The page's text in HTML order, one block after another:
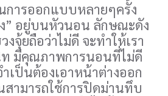
รออกแบบหลายๆครั้ง
” อยู่บนหัวนอน ลักษณะดัง
งจุ้ยถือว่าไม่ดี จะทำให้เรา
มีคุณภาพการนอนที่ไม่ดี
เป็นต้องเอาหน้าต่างออก
ามารถใช้การปิดม่านทึบ